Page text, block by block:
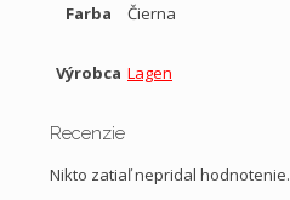
Farba Čierna
Výrobca Lagen
Recenzie
Nikto zatiaľ nepridal hodnotenie.